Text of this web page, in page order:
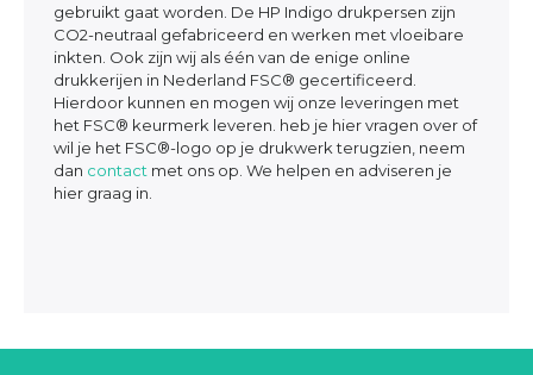
gebruikt gaat worden. De HP Indigo drukpersen zijn
CO2-neutraal gefabriceerd en werken met vloeibare
inkten. Ook zijn wij als één van de enige online
drukkerijen in Nederland FSC® gecertificeerd.
Hierdoor kunnen en mogen wij onze leveringen met
het FSC® keurmerk leveren. heb je hier vragen over of
wil je het FSC®-logo op je drukwerk terugzien, neem
dan contact met ons op. We helpen en adviseren je
hier graag in.